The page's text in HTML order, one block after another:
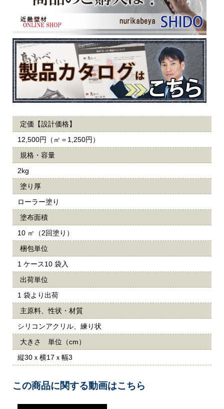
定価【設計価格】
12,500円（㎡＝1,250円）
規格・容量
2kg
塗り厚
ローラー塗り
塗布面積
10 ㎡（2回塗り）
梱包単位
1 ケース10 袋入
出荷単位
1 袋より出荷
主原料、性状・材質
シリコンアクリル、練り状
大きさ 単位（cm）
縦30ｘ横17ｘ幅3
この商品に関する動画はこちら